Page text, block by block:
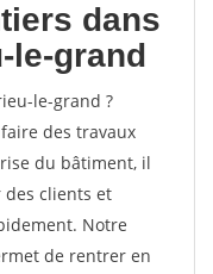
dans
le-grand
le-grand ?
des travaux
du bâtiment, il
clients et
Notre
de rentrer en